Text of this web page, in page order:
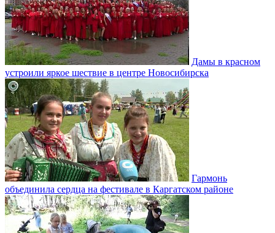
Дамы в красном
устроили яркое шествие в центре Новосибирска
Гармонь
объединила сердца на фестивале в Каргатском районе